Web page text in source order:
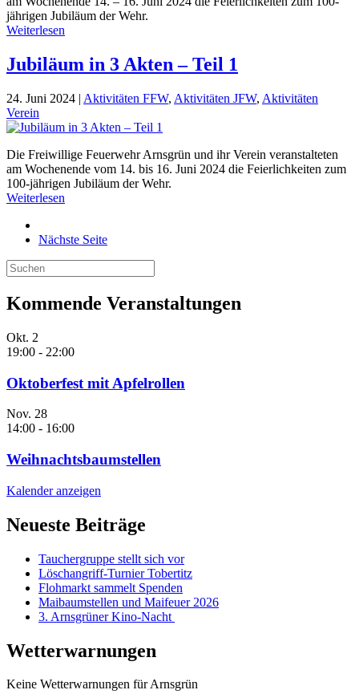
jährigen Jubiläum der Wehr.
Weiterlesen
Jubiläum in 3 Akten – Teil 1
24. Juni 2024 | Aktivitäten FFW, Aktivitäten JFW, Aktivitäten
Verein
Die Freiwillige Feuerwehr Arnsgrün und ihr Verein veranstalteten
am Wochenende vom 14. bis 16. Juni 2024 die Feierlichkeiten zum
100-jährigen Jubiläum der Wehr.
Weiterlesen
Nächste Seite
Kommende Veranstaltungen
Okt. 2
19:00 - 22:00
Oktoberfest mit Apfelrollen
Nov. 28
14:00 - 16:00
Weihnachtsbaumstellen
Kalender anzeigen
Neueste Beiträge
Tauchergruppe stellt sich vor
Löschangriff-Turnier Tobertitz
Flohmarkt sammelt Spenden
Maibaumstellen und Maifeuer 2026
3. Arnsgrüner Kino-Nacht
Wetterwarnungen
Keine Wetterwarnungen für Arnsgrün